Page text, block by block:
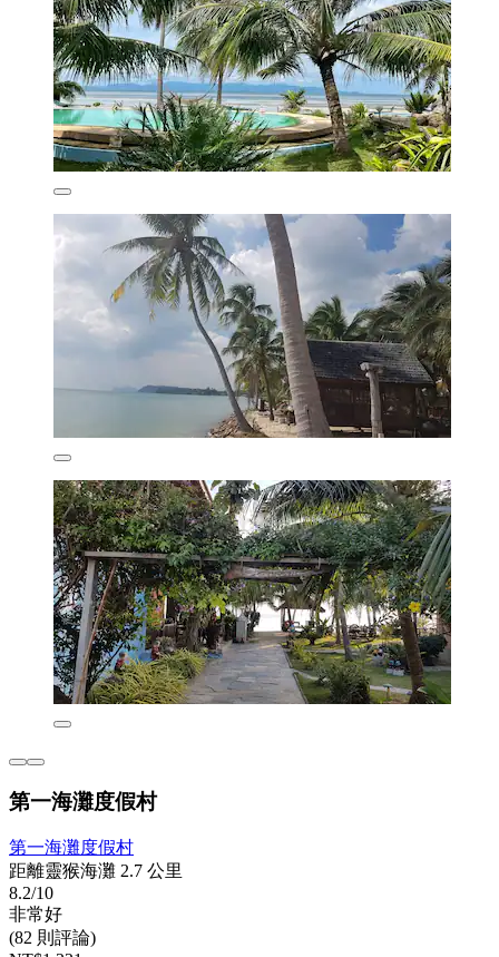
第一海灘度假村
第一海灘度假村
距離靈猴海灘 2.7 公里
8.2/10
非常好
(82 則評論)